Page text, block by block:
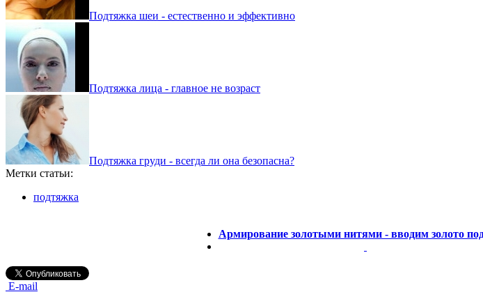
Подтяжка шеи - естественно и эффективно
Подтяжка лица - главное не возраст
Подтяжка груди - всегда ли она безопасна?
Метки статьи:
подтяжка
Армирование золотыми нитями - вводим золото
E-mail